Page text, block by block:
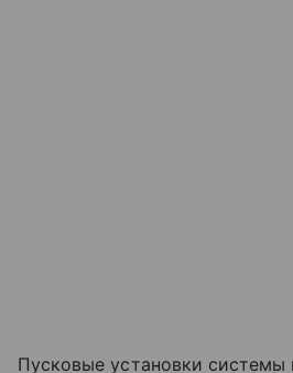
Пусковые установки системы